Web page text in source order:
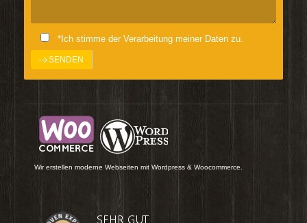
*Ich stimme der Verarbeitung meiner Daten zu.
Wir erstellen moderne Webseiten mit Wordpress & Woocommerce.